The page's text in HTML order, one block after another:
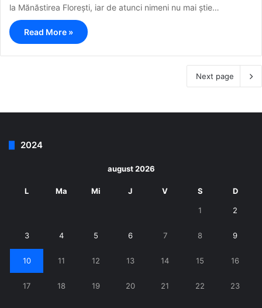
la Mănăstirea Florești, iar de atunci nimeni nu mai știe…
Read More »
Next page
2024
august 2026
L Ma Mi J V S D
1 2
3 4 5 6 7 8 9
10 11 12 13 14 15 16
17 18 19 20 21 22 23